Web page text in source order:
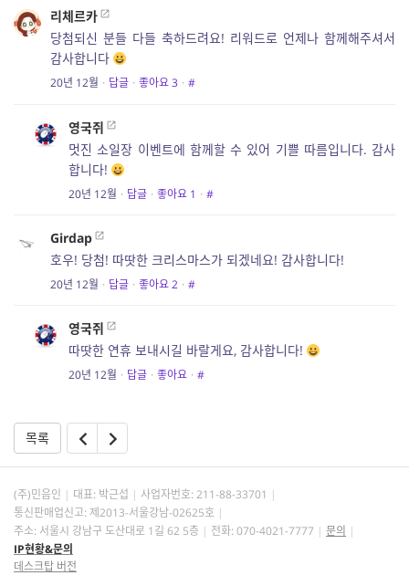
리체르카
당첨되신 분들 다들 축하드려요! 리워드로 언제나 함께해주셔서
감사합니다
20년 12월 · 답글 · 좋아요3 · #
영국쥐
멋진 소일장 이벤트에 함께할 수 있어 기쁠 따름입니다. 감사
합니다!
20년 12월 · 답글 · 좋아요 1 · #
Girdap
호우! 당첨! 따땃한 크리스마스가 되겠네요! 감사합니다!
20년 12월 · 답글 · 좋아요2 · #
영국쥐
따땃한 연휴 보내시길 바랄게요, 감사합니다!
20년 12월 · 답글 · 좋아요 · #
목록
(주)민음인 대표: 박근섭 사업자번호: 211-88-33701
통신판매업신고: 제2013-서울강남-02625호
주소: 서울시 강남구 도산대로 1길 62 5층
전화: 070-4021-7777
문의
IP현황&문의
데스크탑 버전